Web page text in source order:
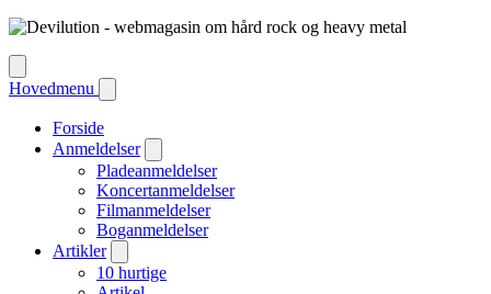
Hovedmenu
Forside
Anmeldelser
Pladeanmeldelser
Koncertanmeldelser
Filmanmeldelser
Boganmeldelser
Artikler
10 hurtige